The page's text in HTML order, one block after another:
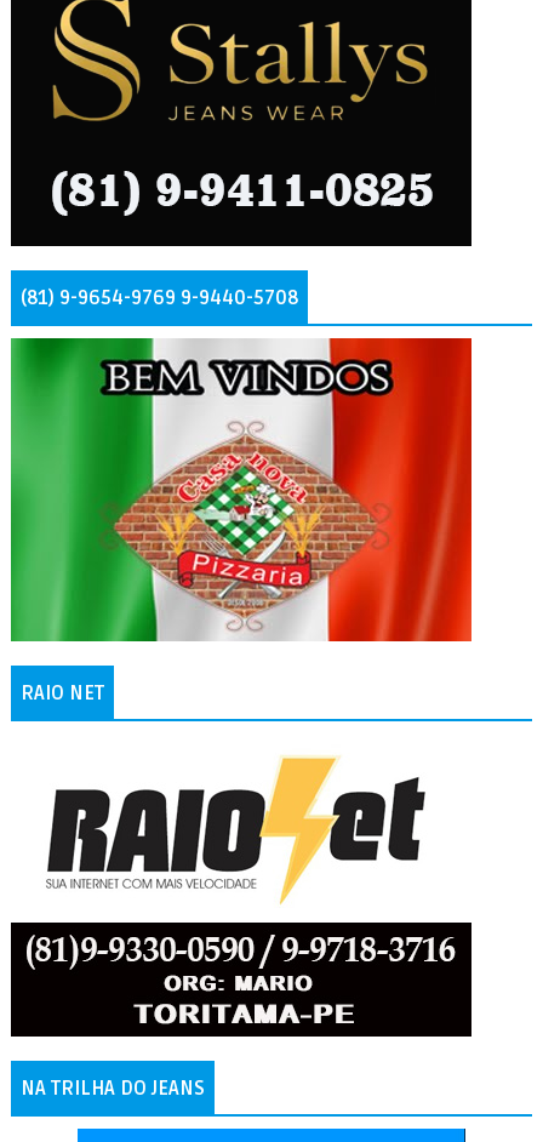
(81) 9-9654-9769 9-9440-5708
RAIO NET
NA TRILHA DO JEANS